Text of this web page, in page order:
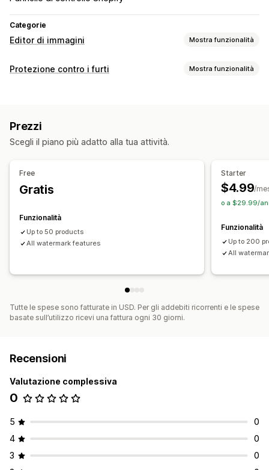
Categorie
Editor di immagini Mostra funzionalità
Ottimizzazione delle immagini
Protezione contro i furti Mostra funzionalità
Strumenti per sviluppatori
Filigrane
Messaggio sul copyright
Prezzi
Scegli il piano più adatto alla tua attività.
Free
Gratis
Funzionalità
Up to 50 products
All watermark features
Starter
$4.99/
o a $29.99/
Funzionalità
Up to 200
All
Tutte le spese sono fatturate in USD. Per gli addebiti ricorrenti e le spese
basate sull’utilizzo ricevi una fattura ogni 30 giorni.
Recensioni
Valutazione complessiva
0
5
0
4
0
3
0